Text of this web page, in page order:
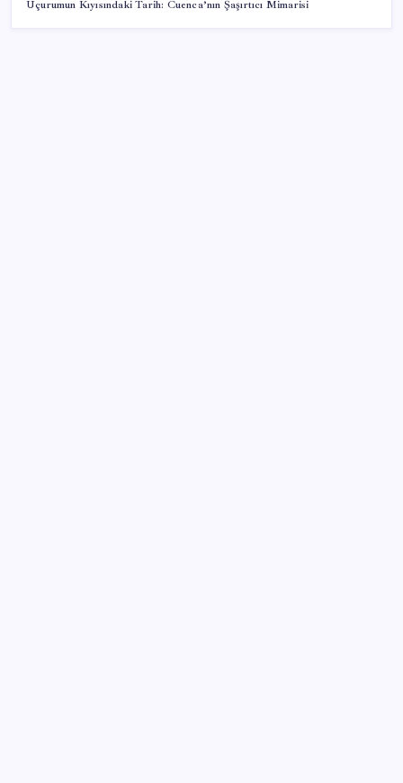
Uçurumun Kıyısındaki Tarih: Cuenca’nın Şaşırtıcı Mimarisi